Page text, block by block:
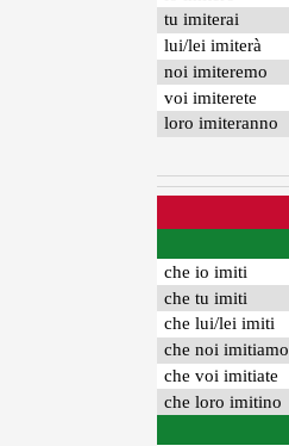
tu imiterai
lui/lei imiterà
noi imiteremo
voi imiterete
loro imiteranno
che io imiti
che tu imiti
che lui/lei imiti
che noi imitiamo
che voi imitiate
che loro imitino